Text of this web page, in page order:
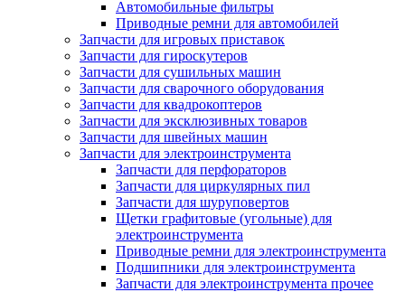
Автомобильные фильтры
Приводные ремни для автомобилей
Запчасти для игровых приставок
Запчасти для гироскутеров
Запчасти для сушильных машин
Запчасти для сварочного оборудования
Запчасти для квадрокоптеров
Запчасти для эксклюзивных товаров
Запчасти для швейных машин
Запчасти для электроинструмента
Запчасти для перфораторов
Запчасти для циркулярных пил
Запчасти для шуруповертов
Щетки графитовые (угольные) для
электроинструмента
Приводные ремни для электроинструмента
Подшипники для электроинструмента
Запчасти для электроинструмента прочее